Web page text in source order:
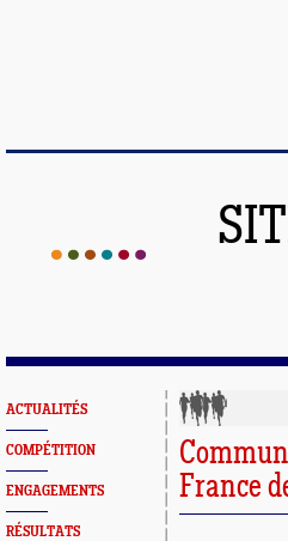
ACTUALITÉS
COMPÉTITION
ENGAGEMENTS
RÉSULTATS
France